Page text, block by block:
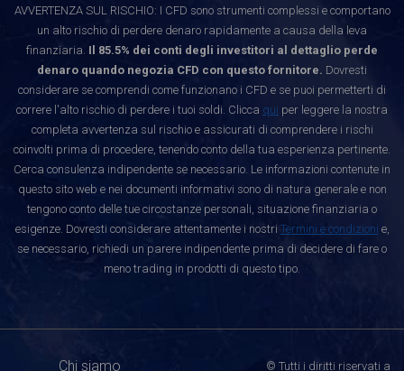
AVVERTENZA SUL RISCHIO: I CFD sono strumenti complessi e comportano
un alto rischio di perdere denaro rapidamente a causa della leva
finanziaria. Il 85.5% dei conti degli investitori al dettaglio perde
denaro quando negozia CFD con questo fornitore. Dovresti
considerare se comprendi come funzionano i CFD e se puoi permetterti di
correre l'alto rischio di perdere i tuoi soldi. Clicca qui per leggere la nostra
completa avvertenza sul rischio e assicurati di comprendere i rischi
coinvolti prima di procedere, tenendo conto della tua esperienza pertinente.
Cerca consulenza indipendente se necessario. Le informazioni contenute in
questo sito web e nei documenti informativi sono di natura generale e non
tengono conto delle tue circostanze personali, situazione finanziaria o
esigenze. Dovresti considerare attentamente i nostri Termini e condizioni e,
se necessario, richiedi un parere indipendente prima di decidere di fare o
meno trading in prodotti di questo tipo.
Chi siamo © Tutti i diritti riservati a